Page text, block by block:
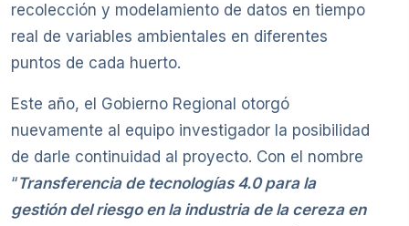
recolección y modelamiento de datos en tiempo
real de variables ambientales en diferentes
puntos de cada huerto.
Este año, el Gobierno Regional otorgó
nuevamente al equipo investigador la posibilidad
de darle continuidad al proyecto. Con el nombre
“Transferencia de tecnologías 4.0 para la
gestión del riesgo en la industria de la cereza en